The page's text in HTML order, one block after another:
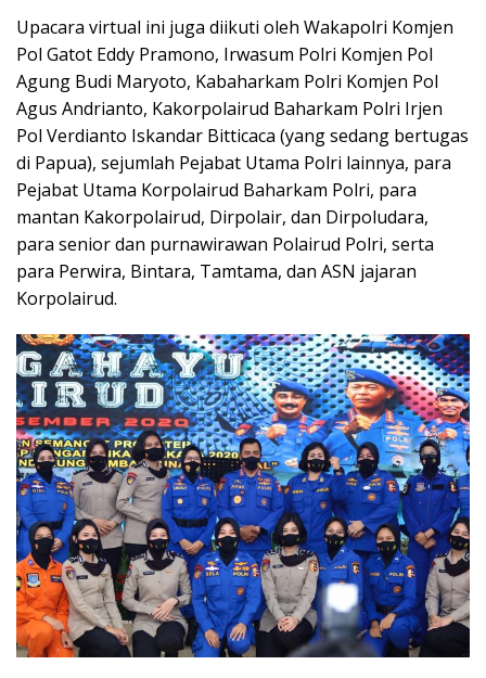
Upacara virtual ini juga diikuti oleh Wakapolri Komjen
Pol Gatot Eddy Pramono, Irwasum Polri Komjen Pol
Agung Budi Maryoto, Kabaharkam Polri Komjen Pol
Agus Andrianto, Kakorpolairud Baharkam Polri Irjen
Pol Verdianto Iskandar Bitticaca (yang sedang bertugas
di Papua), sejumlah Pejabat Utama Polri lainnya, para
Pejabat Utama Korpolairud Baharkam Polri, para
mantan Kakorpolairud, Dirpolair, dan Dirpoludara,
para senior dan purnawirawan Polairud Polri, serta
para Perwira, Bintara, Tamtama, dan ASN jajaran
Korpolairud.